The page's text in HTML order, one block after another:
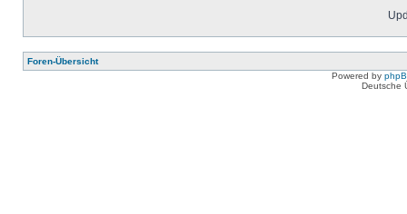
Foren-Übersicht
Powered by
Deutsche